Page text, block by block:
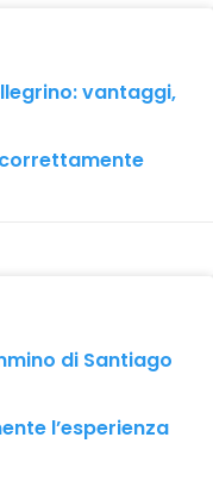
vantaggi,
di Santiago
l’esperienza